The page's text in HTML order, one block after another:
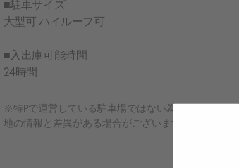
■駐車サイズ
大型可 ハイルーフ可
■入出庫可能時間
24時間
※特Pで運営している駐車場ではない為、パーキン
地の情報と差異がある場合がございますのでご了承く